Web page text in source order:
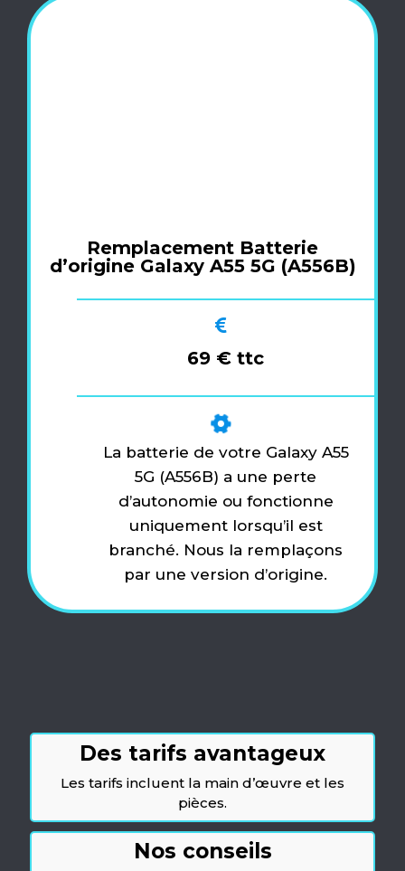
Remplacement Batterie
d’origine Galaxy A55 5G (A556B)
69 € ttc
La batterie de votre Galaxy A55
5G (A556B) a une perte
d’autonomie ou fonctionne
uniquement lorsqu’il est
branché. Nous la remplaçons
par une version d’origine.
Des tarifs avantageux
Les tarifs incluent la main d’œuvre et les
pièces.
Nos conseils